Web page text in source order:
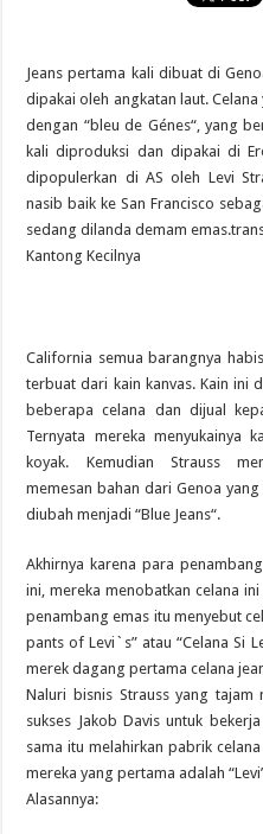
Jeans pertama kali dibuat di
dipakai oleh angkatan laut.
dengan “bleu de Génes“, yang
kali diproduksi dan dipakai di
dipopulerkan di AS oleh Levi
nasib baik ke San Francisco
sedang dilanda demam
Kantong Kecilnya
California semua barangnya
terbuat dari kain kanvas. Kain ini
beberapa celana dan dijual
Ternyata mereka menyukainya
koyak. Kemudian Strauss
memesan bahan dari Genoa
diubah menjadi “Blue Jeans“.
Akhirnya karena para
ini, mereka menobatkan celana
penambang emas itu menyebut
pants of Levi`s” atau “Celana Si
merek dagang pertama celana
Naluri bisnis Strauss yang tajam
sukses Jakob Davis untuk
sama itu melahirkan pabrik
mereka yang pertama adalah
Alasannya: